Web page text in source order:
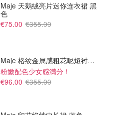
Maje 天鹅绒亮片迷你连衣裙 黑
色
€75.00 €355.00
Maje 格纹金属感粗花呢短衬衫裙
粉嫩配色少女感满分！
€96.00 €355.00